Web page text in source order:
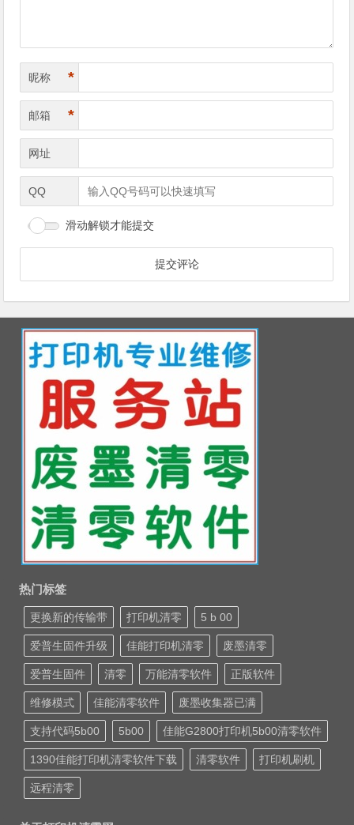
昵称 *
邮箱 *
网址
QQ
滑动解锁才能提交
热门标签
更换新的传输带 打印机清零 5 b 00
爱普生固件升级 佳能打印机清零 废墨清零
爱普生固件 清零 万能清零软件 正版软件
维修模式 佳能清零软件 废墨收集器已满
支持代码5b00 5b00 佳能G2800打印机5b00清零软件
1390佳能打印机清零软件下载 清零软件 打印机刷机
远程清零